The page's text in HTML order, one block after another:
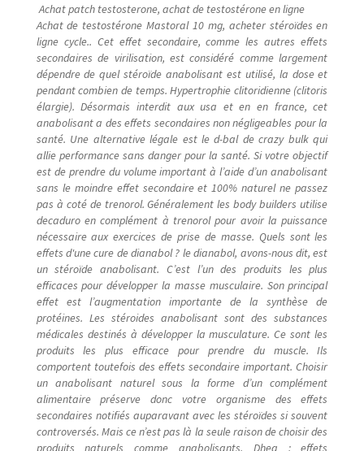
Achat patch testosterone, achat de testostérone en ligne
Achat de testostérone Mastoral 10 mg, acheter stéroïdes en
ligne cycle.. Cet effet secondaire, comme les autres effets
secondaires de virilisation, est considéré comme largement
dépendre de quel stéroïde anabolisant est utilisé, la dose et
pendant combien de temps. Hypertrophie clitoridienne (clitoris
élargie). Désormais interdit aux usa et en en france, cet
anabolisant a des effets secondaires non négligeables pour la
santé. Une alternative légale est le d-bal de crazy bulk qui
allie performance sans danger pour la santé. Si votre objectif
est de prendre du volume important à l’aide d’un anabolisant
sans le moindre effet secondaire et 100% naturel ne passez
pas à coté de trenorol. Généralement les body builders utilise
decaduro en complément à trenorol pour avoir la puissance
nécessaire aux exercices de prise de masse. Quels sont les
effets d'une cure de dianabol ? le dianabol, avons-nous dit, est
un stéroïde anabolisant. C’est l’un des produits les plus
efficaces pour développer la masse musculaire. Son principal
effet est l’augmentation importante de la synthèse de
protéines. Les stéroides anabolisant sont des substances
médicales destinés à développer la musculature. Ce sont les
produits les plus efficace pour prendre du muscle. Ils
comportent toutefois des effets secondaire important. Choisir
un anabolisant naturel sous la forme d’un complément
alimentaire préserve donc votre organisme des effets
secondaires notifiés auparavant avec les stéroïdes si souvent
controversés. Mais ce n’est pas là la seule raison de choisir des
produits naturels comme anabolisants. Dhea : effets